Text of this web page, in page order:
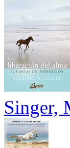
Singer,